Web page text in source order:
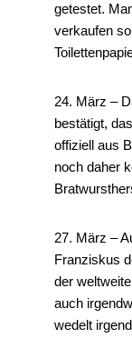
getestet.
verkaufen
24. März –
bestätigt,
offiziell aus
noch daher
27. März –
Franziskus
der
auch
wedelt